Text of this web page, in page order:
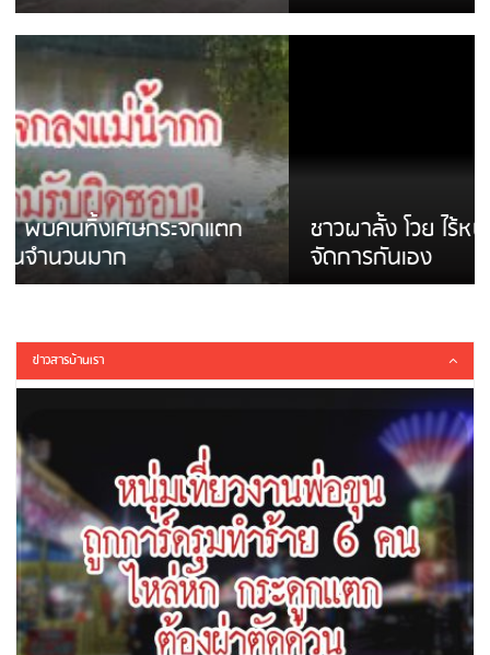
ชาวผาลั้ง โวย ไร้หน่วยงานดูแล ดินสไลด์ ต้อง
จัดการกันเอง
ข่าวสารบ้านเรา